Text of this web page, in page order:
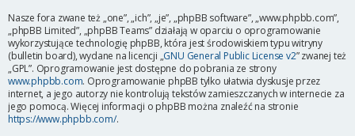
Nasze fora zwane też „one”, „ich”, „je”, „phpBB software”, „www.phpbb.com”,
„phpBB Limited”, „phpBB Teams” działają w oparciu o oprogramowanie
wykorzystujące technologię phpBB, która jest środowiskiem typu witryny
(bulletin board), wydane na licencji „GNU General Public License v2” zwanej też
„GPL”. Oprogramowanie jest dostępne do pobrania ze strony
www.phpbb.com. Oprogramowanie phpBB tylko ułatwia dyskusje przez
internet, a jego autorzy nie kontrolują tekstów zamieszczanych w internecie za
jego pomocą. Więcej informacji o phpBB można znaleźć na stronie
https://www.phpbb.com/.